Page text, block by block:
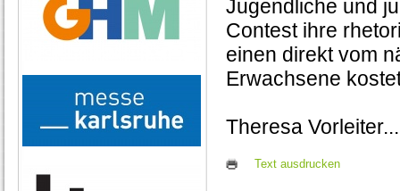
Jugendliche und
Contest ihre
einen direkt vom
Erwachsene
Theresa
Text ausdrucken